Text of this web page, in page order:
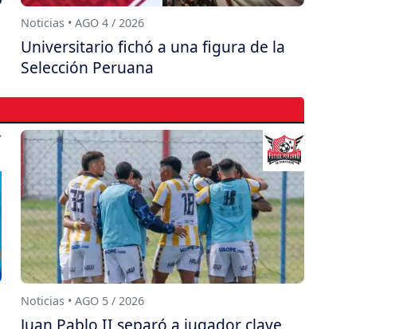
Noticias • AGO 4 / 2026
Universitario fichó a una figura de la
Selección Peruana
Noticias • AGO 5 / 2026
Juan Pablo II separó a jugador clave